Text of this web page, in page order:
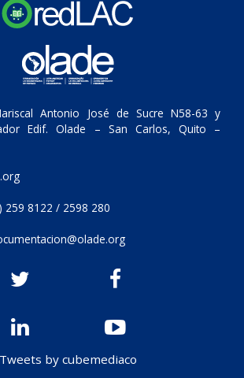
Antonio José de Sucre N58-63 y
Edif. Olade – San Carlos, Quito –
259 8122 / 2598 280
Tweets by cubemediaco